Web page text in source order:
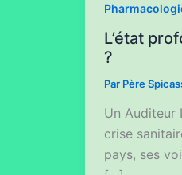
L’état
?
Par Père
Un Auditeur
crise
pays, ses